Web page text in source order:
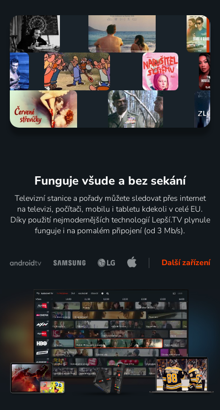
Funguje všude a bez sekání
Televizní stanice a pořady můžete sledovat přes internet
na televizi, počítači, mobilu i tabletu kdekoli v celé EU.
Díky použití nejmodernějších technologií Lepší.TV plynule
funguje i na pomalém připojení (od 3 Mb/s).
Další zařízení